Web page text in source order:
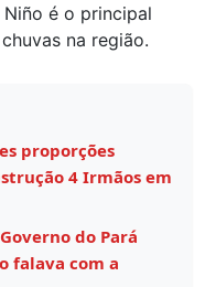
é o principal
na região.
proporções
4 Irmãos em
do Pará
falava com a